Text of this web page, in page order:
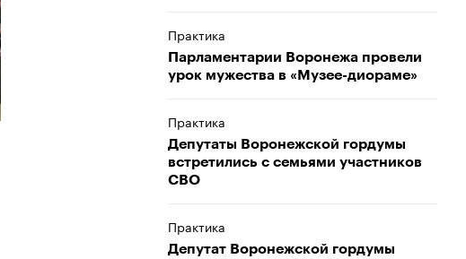
Практика
Парламентарии Воронежа провели
урок мужества в «Музее-диораме»
Практика
Депутаты Воронежской гордумы
встретились с семьями участников
СВО
Практика
Депутат Воронежской гордумы